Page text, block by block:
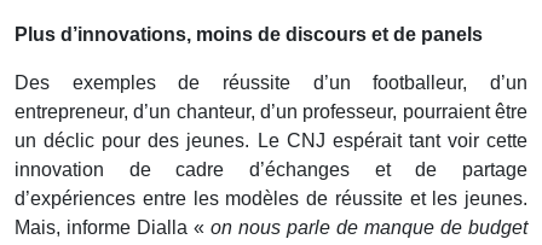
Plus d’innovations, moins de discours et de panels
Des exemples de réussite d’un footballeur, d’un
entrepreneur, d’un chanteur, d’un professeur, pourraient être
un déclic pour des jeunes. Le CNJ espérait tant voir cette
innovation de cadre d’échanges et de partage
d’expériences entre les modèles de réussite et les jeunes.
Mais, informe Dialla « on nous parle de manque de budget